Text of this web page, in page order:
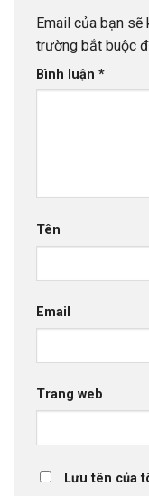
Email của bạn sẽ
trường bắt buộc
Bình luận *
Tên
Email
Trang web
Lưu tên của